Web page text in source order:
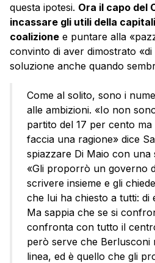
questa ipotesi. Ora il capo del
incassare gli utili della
coalizione e puntare alla
convinto di aver dimostrato
soluzione anche quando
Come al solito, sono i
alle ambizioni. «Io non
partito del 17 per cento ma
faccia una ragione» dice
spiazzare Di Maio con una
«Gli proporrò un governo
scrivere insieme e gli
che lui ha chiesto a tutti: di
Ma sappia che se si
confronta con tutto il
però serve che Berlusconi
linea, ed è quello che gli